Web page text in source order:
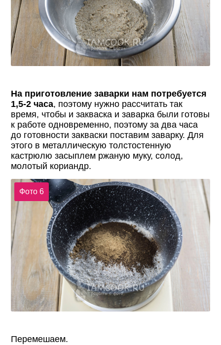
На приготовление заварки нам потребуется
1,5-2 часа, поэтому нужно рассчитать так
время, чтобы и закваска и заварка были готовы
к работе одновременно, поэтому за два часа
до готовности закваски поставим заварку. Для
этого в металлическую толстостенную
кастрюлю засыплем ржаную муку, солод,
молотый кориандр.
Фото 6
Перемешаем.